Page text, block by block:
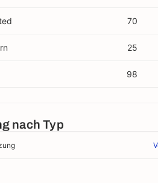
70
25
98
nach Typ